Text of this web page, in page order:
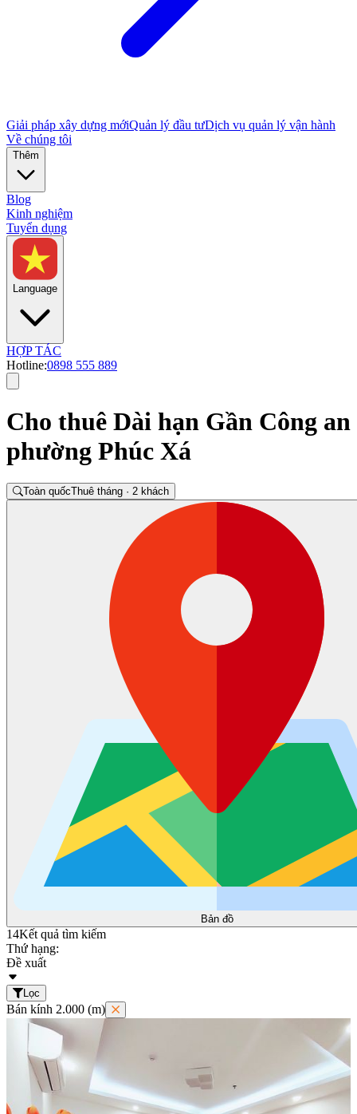
Giải pháp xây dựng mớiQuản lý đầu tưDịch vụ quản lý vận hành
Về chúng tôi
Thêm
Blog
Kinh nghiệm
Tuyển dụng
Language
HỢP TÁC
Hotline:0898 555 889
Cho thuê Dài hạn Gần Công an
phường Phúc Xá
Toàn quốcThuê tháng · 2 khách
Bản đồ
14Kết quả tìm kiếm
Thứ hạng:
Đề xuất
Lọc
Bán kính 2.000 (m)